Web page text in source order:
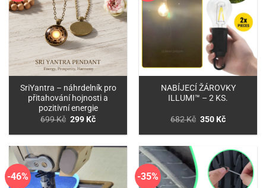
SriYantra – náhrdelník pro
přitahování hojnosti a
pozitivní energie
699Kč Původní
byla:
299 KčAktuální
je:
NABÍJECÍ ŽÁROVKY
ILLUMI™ – 2 KS.
682Kč Původní
byla:
350 KčAktuální
je:
-46% -35%